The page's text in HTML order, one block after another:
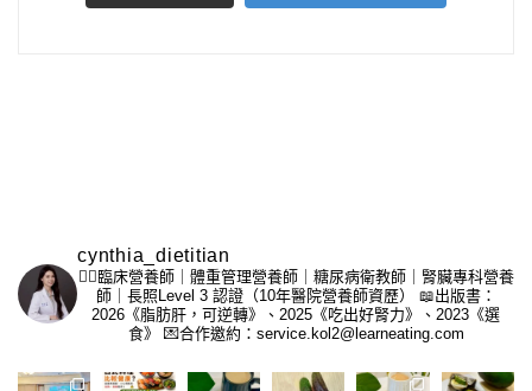
cynthia_dietitian
👩‍⚕️臨床營養師｜體重管理營養師｜糖尿病衛教師｜腎臟專科營養
師｜長照Level 3 認證（10年醫院營養師資歷）
📖出版書：
2026《脂肪肝，可逆轉》、2025《吃出好腎力》、2023《選
食》
💌合作邀約：service.kol2@learneating.com